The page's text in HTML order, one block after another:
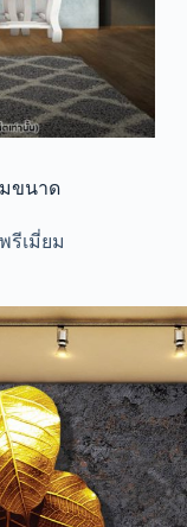
ขนาด
พรีเมี่ยม